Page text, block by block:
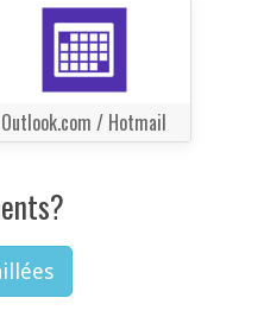
Outlook.com / Hotmail